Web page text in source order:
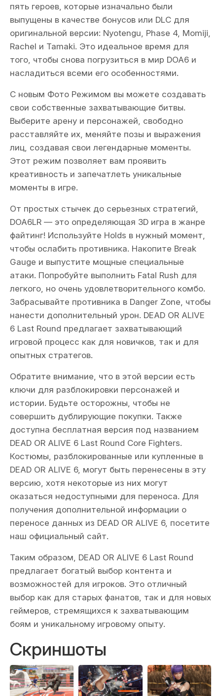
пять героев, которые изначально были
выпущены в качестве бонусов или DLC для
оригинальной версии: Nyotengu, Phase 4, Momiji,
Rachel и Tamaki. Это идеальное время для
того, чтобы снова погрузиться в мир DOA6 и
насладиться всеми его особенностями.
С новым Фото Режимом вы можете создавать
свои собственные захватывающие битвы.
Выберите арену и персонажей, свободно
расставляйте их, меняйте позы и выражения
лиц, создавая свои легендарные моменты.
Этот режим позволяет вам проявить
креативность и запечатлеть уникальные
моменты в игре.
От простых стычек до серьезных стратегий,
DOA6LR — это определяющая 3D игра в жанре
файтинг! Используйте Holds в нужный момент,
чтобы ослабить противника. Накопите Break
Gauge и выпустите мощные специальные
атаки. Попробуйте выполнить Fatal Rush для
легкого, но очень удовлетворительного комбо.
Забрасывайте противника в Danger Zone, чтобы
нанести дополнительный урон. DEAD OR ALIVE
6 Last Round предлагает захватывающий
игровой процесс как для новичков, так и для
опытных стратегов.
Обратите внимание, что в этой версии есть
ключи для разблокировки персонажей и
истории. Будьте осторожны, чтобы не
совершить дублирующие покупки. Также
доступна бесплатная версия под названием
DEAD OR ALIVE 6 Last Round Core Fighters.
Костюмы, разблокированные или купленные в
DEAD OR ALIVE 6, могут быть перенесены в эту
версию, хотя некоторые из них могут
оказаться недоступными для переноса. Для
получения дополнительной информации о
переносе данных из DEAD OR ALIVE 6, посетите
наш официальный сайт.
Таким образом, DEAD OR ALIVE 6 Last Round
предлагает богатый выбор контента и
возможностей для игроков. Это отличный
выбор как для старых фанатов, так и для новых
геймеров, стремящихся к захватывающим
боям и уникальному игровому опыту.
Скриншоты